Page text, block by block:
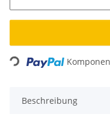
Loading...
Beschreibung